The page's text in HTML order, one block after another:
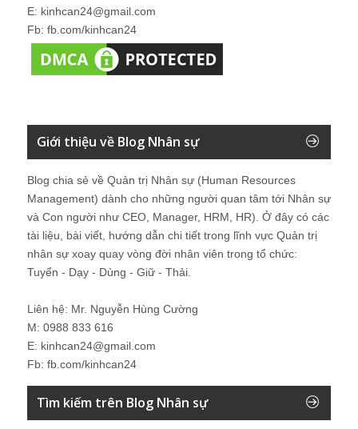
E: kinhcan24@gmail.com
Fb: fb.com/kinhcan24
Giới thiệu về Blog Nhân sự
Blog chia sẻ về Quản trị Nhân sự (Human Resources
Management) dành cho những người quan tâm tới Nhân sự
và Con người như CEO, Manager, HRM, HR). Ở đây có các
tài liệu, bài viết, hướng dẫn chi tiết trong lĩnh vực Quản trị
nhân sự xoay quay vòng đời nhân viên trong tổ chức:
Tuyển - Dạy - Dùng - Giữ - Thải.
Liên hệ: Mr. Nguyễn Hùng Cường
M: 0988 833 616
E: kinhcan24@gmail.com
Fb: fb.com/kinhcan24
Tìm kiếm trên Blog Nhân sự